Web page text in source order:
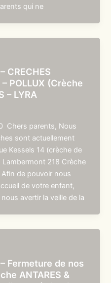
qui ne
CRECHES
– POLLUX (Crèche
– LYRA
Chers parents, Nous
sont actuellement
Kessels 14 (crèche de
218 Crèche
de pouvoir nous
de votre enfant,
avertir la veille de la
Fermeture de nos
ANTARES &